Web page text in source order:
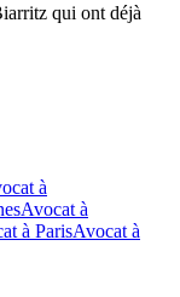
qui ont déjà
à
Avocat à
à ParisAvocat à